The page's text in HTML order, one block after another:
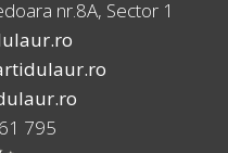
nr.8A, Sector 1
795